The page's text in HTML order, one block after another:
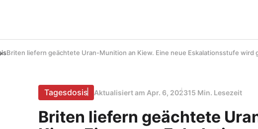
Briten liefern geächtete Uran-Munition an Kiew. Eine neue Eskalationsstufe wird
Tagesdosis Aktualisiert am Apr. 6, 202315 Min. Lesezeit
Briten liefern geächtete